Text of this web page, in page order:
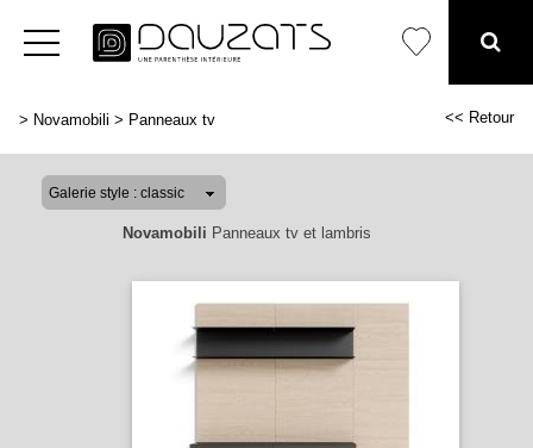
> Novamobili > Panneaux tv << Retour
Novamobili Panneaux tv et lambris